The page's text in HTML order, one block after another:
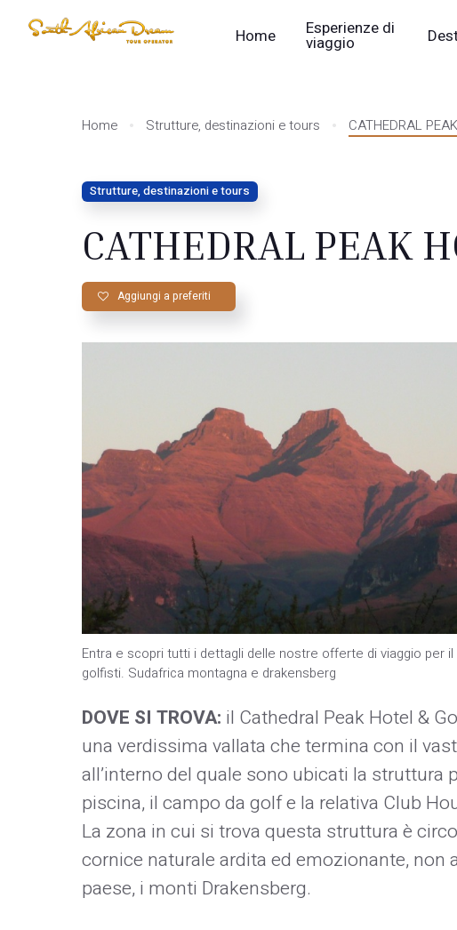
Home Esperienze di
viaggio
Home Strutture, destinazioni e tours CATHEDRAL
Strutture, destinazioni e tours
CATHEDRAL PEAK
Aggiungi a preferiti
Entra e scopri tutti i dettagli delle nostre offerte di viaggio per
golfisti. Sudafrica montagna e drakensberg
DOVE SI TROVA: il Cathedral Peak Hotel &
una verdissima vallata che termina con il
all’interno del quale sono ubicati la struttura
piscina, il campo da golf e la relativa Club
La zona in cui si trova questa struttura è
cornice naturale ardita ed emozionante, non
paese, i monti Drakensberg.